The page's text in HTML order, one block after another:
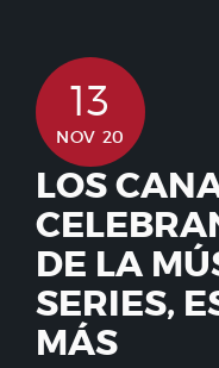
13
NOV 20
LOS
DE LA
SERIES,
MÁS